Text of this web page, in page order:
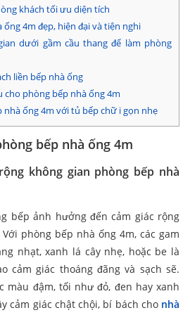
khách tối ưu diện tích
4m​ đẹp, hiện đại và tiện nghi
dưới gầm cầu thang để làm phòng
liền bếp nhà ống
phòng bếp nhà ống 4m​
ống 4m với tủ bếp chữ i gọn nhẹ
bếp nhà ống 4m​
không gian phòng bếp nhà
bếp ảnh hưởng đến cảm giác rộng
phòng bếp nhà ống 4m, các gam
nhạt, xanh lá cây nhẹ, hoặc be là
cảm giác thoáng đãng và sạch sẽ.
màu đậm, tối như đỏ, đen hay xanh
cảm giác chật chội, bí bách cho nhà